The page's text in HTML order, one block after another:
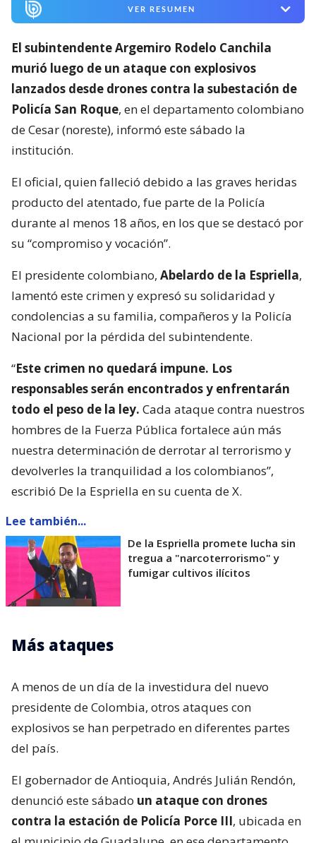
VER RESUMEN
El subintendente Argemiro Rodelo Canchila
murió luego de un ataque con explosivos
lanzados desde drones contra la subestación de
Policía San Roque, en el departamento colombiano
de Cesar (noreste), informó este sábado la
institución.
El oficial, quien falleció debido a las graves heridas
producto del atentado, fue parte de la Policía
durante al menos 18 años, en los que se destacó por
su “compromiso y vocación”.
El presidente colombiano, Abelardo de la Espriella,
lamentó este crimen y expresó su solidaridad y
condolencias a su familia, compañeros y la Policía
Nacional por la pérdida del subintendente.
“Este crimen no quedará impune. Los
responsables serán encontrados y enfrentarán
todo el peso de la ley. Cada ataque contra nuestros
hombres de la Fuerza Pública fortalece aún más
nuestra determinación de derrotar al terrorismo y
devolverles la tranquilidad a los colombianos”,
escribió De la Espriella en su cuenta de X.
Lee también...
De la Espriella promete lucha sin
tregua a "narcoterrorismo" y
fumigar cultivos ilícitos
Más ataques
A menos de un día de la investidura del nuevo
presidente de Colombia, otros ataques con
explosivos se han perpetrado en diferentes partes
del país.
El gobernador de Antioquia, Andrés Julián Rendón,
denunció este sábado un ataque con drones
contra la estación de Policía Porce III, ubicada en